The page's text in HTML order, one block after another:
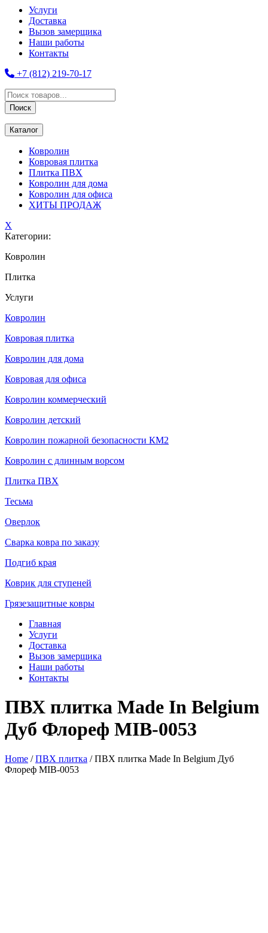
Услуги
Доставка
Вызов замерщика
Наши работы
Контакты
+7 (812) 219-70-17
Поиск
товаров
Поиск
Каталог
Ковролин
Ковровая плитка
Плитка ПВХ
Ковролин для дома
Ковролин для офиса
ХИТЫ ПРОДАЖ
X
Категории:
Ковролин
Плитка
Услуги
Ковролин
Ковровая плитка
Ковролин для дома
Ковровая для офиса
Ковролин коммерческий
Ковролин детский
Ковролин пожарной безопасности КМ2
Ковролин с длинным ворсом
Плитка ПВХ
Тесьма
Оверлок
Сварка ковра по заказу
Подгиб края
Коврик для ступеней
Грязезащитные ковры
Главная
Услуги
Доставка
Вызов замерщика
Наши работы
Контакты
ПВХ плитка Made In Belgium
Дуб Флореф MIB-0053
Home /ПВХ плитка / ПВХ плитка Made In Belgium Дуб
Флореф MIB-0053